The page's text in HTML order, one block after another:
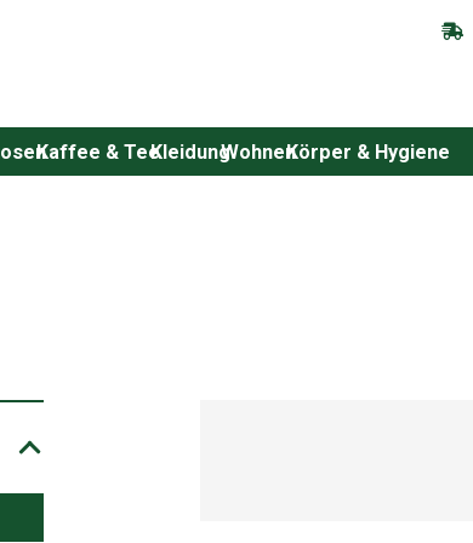
Kaffee & TeeKleidungWohnenKörper & Hygiene